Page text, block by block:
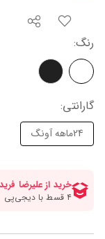
رنگ:
گارانتی:
24ماهه آونگ